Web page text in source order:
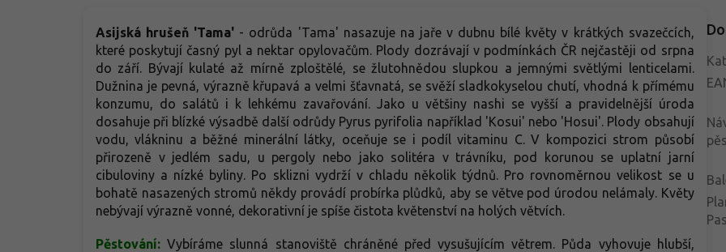
Asijská hrušeň 'Tama' - odrůda 'Tama' nasazuje na jaře v dubnu bílé květy v krátkých svazečcích,
které poskytují časný pyl a nektar opylovačům. Plody dozrávají v podmínkách ČR nejčastěji od srpna
do září. Bývají kulaté až mírně zploštělé, se žlutohnědou slupkou a jemnými světlými lenticelami.
Dužnina je pevná, výrazně křupavá a velmi šťavnatá, se svěží sladkokyselou chutí, vhodná k přímému
konzumu, do salátů i k lehkému zavařování. Jako u většiny nashi se vyšší a pravidelnější úroda
dosahuje při blízké výsadbě další odrůdy Pyrus pyrifolia například 'Kosui' nebo 'Hosui'. Plody obsahují
vodu, vlákninu a běžné minerální látky, oceňuje se i podíl vitaminu C. V kompozici strom působí
přirozeně v jedlém sadu, u pergoly nebo jako solitéra v trávníku, pod korunou se uplatní jarní
cibuloviny a nízké byliny. Po sklizni vydrží v chladu několik týdnů. Pro rovnoměrnou velikost se u
bohatě nasazených stromů někdy provádí probírka plůdků, aby se větve pod úrodou nelámaly. Květy
nebývají výrazně vonné, dekorativní je spíše čistota květenství na holých větvích.
Pěstování: Vybíráme slunná stanoviště chráněné před vysušujícím větrem. Půda vyhovuje hlubší,